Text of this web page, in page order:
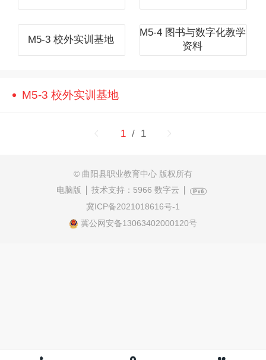
M5-3 校外实训基地
M5-4 图书与数字化教学
资料
M5-3 校外实训基地
1 / 1
© 曲阳县职业教育中心 版权所有
电脑版
技术支持： 5966 数字云
冀ICP备2021018616号-1
冀公网安备13063402000120号